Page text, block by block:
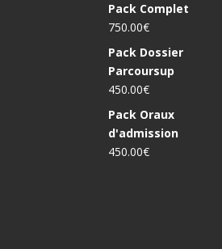
Pack Complet
750.00€
Pack Dossier
Parcoursup
450.00€
Pack Oraux
d'admission
450.00€